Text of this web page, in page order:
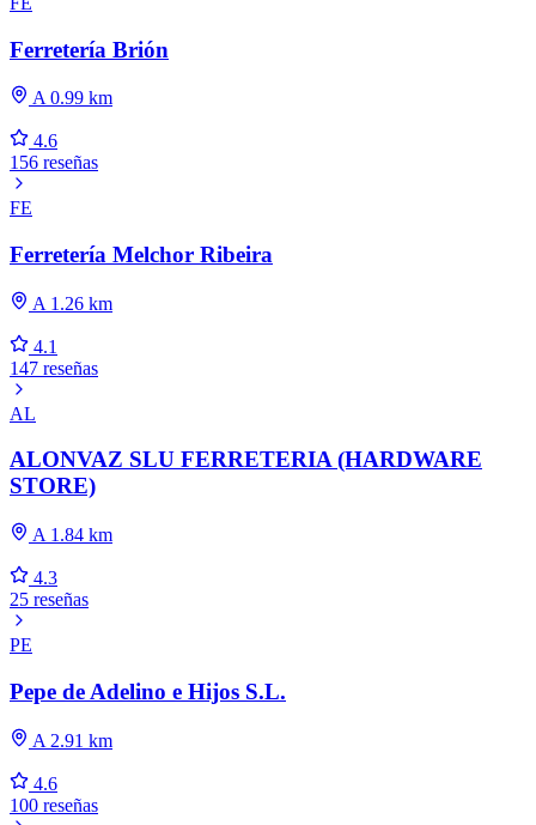
Ferretería Brión
A 0.99 km
4.6
156 reseñas
FE
Ferretería Melchor Ribeira
A 1.26 km
4.1
147 reseñas
AL
ALONVAZ SLU FERRETERIA (HARDWARE
STORE)
A 1.84 km
4.3
25 reseñas
PE
Pepe de Adelino e Hijos S.L.
A 2.91 km
4.6
100 reseñas